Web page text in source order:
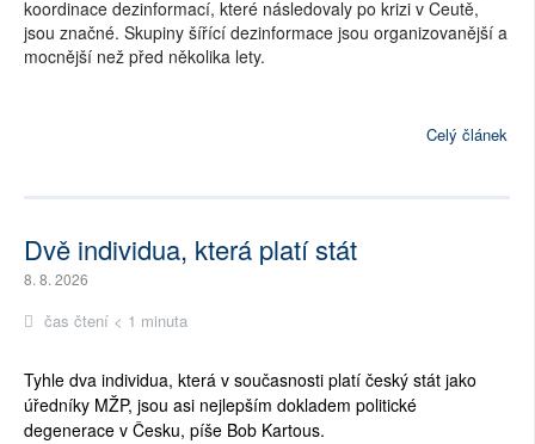
koordinace dezinformací, které následovaly po krizi v Ceutě,
jsou značné. Skupiny šířící dezinformace jsou organizovanější a
mocnější než před několika lety.
Celý článek
Dvě individua, která platí stát
8. 8. 2026
čas čtení < 1 minuta
Tyhle dva individua, která v současnosti platí český stát jako
úředníky MŽP, jsou asi nejlepším dokladem politické
degenerace v Česku, píše Bob Kartous.